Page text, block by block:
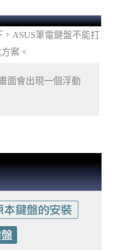
ASUS筆電鍵盤不能打
案。
面會出現一個浮動